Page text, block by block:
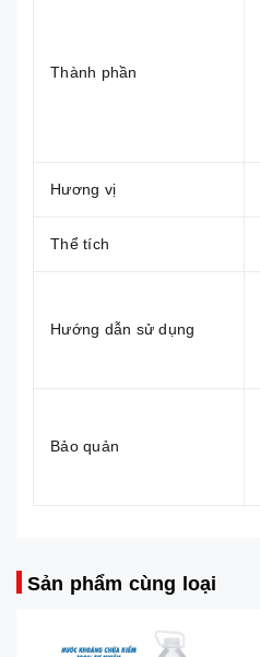
Thành phần
Hương vị
Thể tích
Hướng dẫn sử dụng
Bảo quản
Sản phẩm cùng loại